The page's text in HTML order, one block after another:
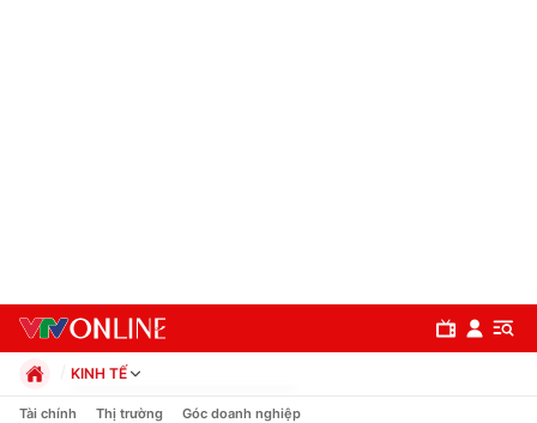
KINH TẾ
Chính trị
Tài chính Thị trường Góc doanh nghiệp